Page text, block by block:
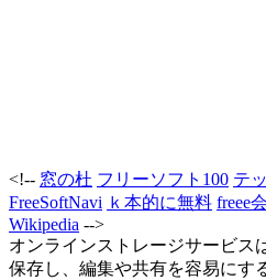
<!-- 窓の杜 フリーソフト100 テ
FreeSoftNavi ｋ本的に無料 freee
Wikipedia -->
オンラインストレージサービス
保存し、編集や共有を容易にす